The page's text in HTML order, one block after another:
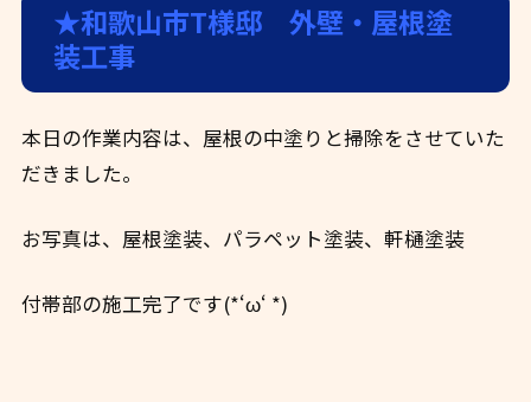
★和歌山市T様邸 外壁・屋根塗
装工事
本日の作業内容は、屋根の中塗りと掃除をさせていた
だきました。
お写真は、屋根塗装、パラペット塗装、軒樋塗装
付帯部の施工完了です(*‘ω‘ *)